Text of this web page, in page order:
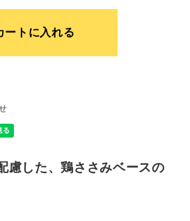
ートに入れる
慮した、鶏ささみベースの